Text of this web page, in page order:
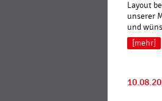
Layout
unserer
und
[mehr]